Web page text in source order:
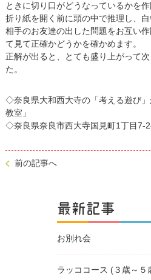
ときに切り口がどうなっているかを作
折り紙を開く前に頭の中で推理し、白
相手のお友達の出した問題をお互い
て見て正確かどうかを確かめます。
正解が出ると、とても盛り上がって
た。
◇奈良県大和西大寺の「考える遊び
教室」
◇奈良県奈良市西大寺国見町1丁目7-
前の記事へ
最新記事
お別れ会
ラッココース (３歳～５